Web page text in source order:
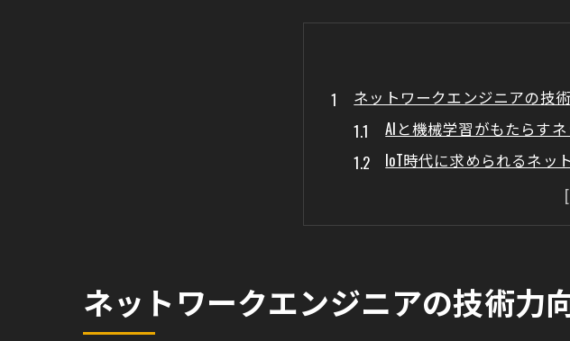
ネットワークエンジニアの技
AIと機械学習がもたらす
IoT時代に求められるネッ
自動化の進展とネットワ
ネットワーク仮想化技術
次世代通信技術の展望と
クラウドコンピューティング
ネットワークエンジニアの技術力